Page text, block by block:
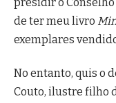
de ter meu livro
exemplares
No entanto, quis o
Couto, ilustre filho